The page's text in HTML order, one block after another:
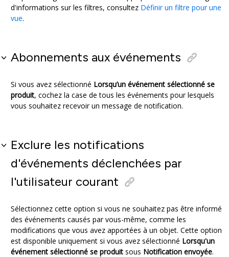
d'informations sur les filtres, consultez Définir un filtre pour une
vue.
Abonnements aux événements
Si vous avez sélectionné Lorsqu’un événement sélectionné se
produit, cochez la case de tous les événements pour lesquels
vous souhaitez recevoir un message de notification.
Exclure les notifications
d'événements déclenchées par
l'utilisateur courant
Sélectionnez cette option si vous ne souhaitez pas être informé
des événements causés par vous-même, comme les
modifications que vous avez apportées à un objet. Cette option
est disponible uniquement si vous avez sélectionné Lorsqu'un
événement sélectionné se produit sous Notification envoyée.